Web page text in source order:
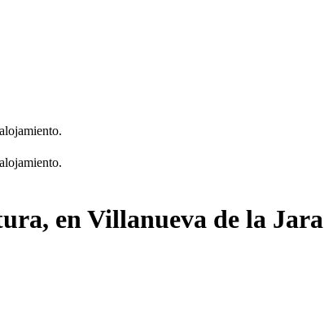
en Villanueva de la Jara